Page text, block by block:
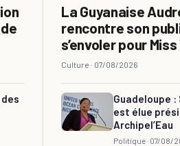
La Guyanaise
rencontre son
s’envoler pour
Culture · 07/08/2026
Guadeloupe
est élue
Archipel’Eau
Politique · 07/08/